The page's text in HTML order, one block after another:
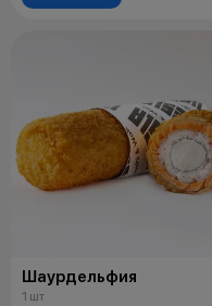
Шаурдельфия
1 шт